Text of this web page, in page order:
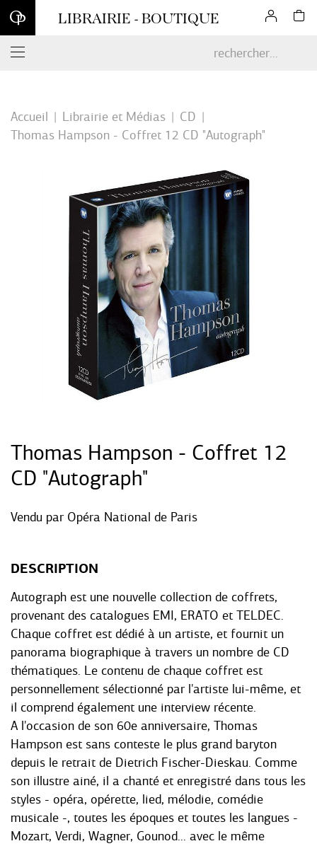
Inscrivez-vous à notre newsletter et profitez d'une remise de 10
% sur votre première commande en ligne*
LIBRAIRIE - BOUTIQUE
Accueil Librairie et Médias
CD
Thomas Hampson - Coffret 12 CD "Autograph"
Thomas Hampson - Coffret 12
CD "Autograph"
Vendu par Opéra National de Paris
DESCRIPTION
Autograph est une nouvelle collection de coffrets,
provenant des catalogues EMI, ERATO et TELDEC.
Chaque coffret est dédié à un artiste, et fournit un
panorama biographique à travers un nombre de CD
thématiques. Le contenu de chaque coffret est
personnellement sélectionné par l'artiste lui-même, et
il comprend également une interview récente.
A l'occasion de son 60e anniversaire, Thomas
Hampson est sans conteste le plus grand baryton
depuis le retrait de Dietrich Fischer-Dieskau. Comme
son illustre ainé, il a chanté et enregistré dans tous les
styles - opéra, opérette, lied, mélodie, comédie
musicale -, toutes les époques et toutes les langues -
Mozart, Verdi, Wagner, Gounod... avec le même